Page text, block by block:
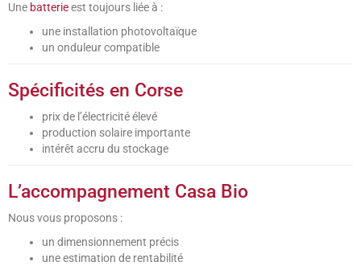
Une batterieest toujours liée à :
une installation photovoltaïque
un onduleur compatible
Spécificités en Corse
prix de l’électricité élevé
production solaire importante
intérêt accru du stockage
L’accompagnement Casa Bio
Nous vous proposons :
un dimensionnement précis
une estimation de rentabilité